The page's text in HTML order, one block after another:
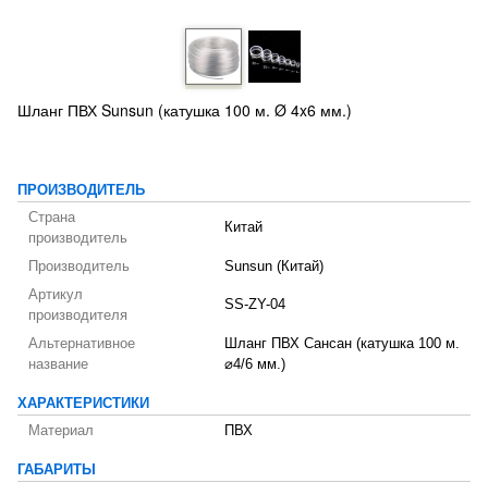
Шланг ПВХ Sunsun (катушка 100 м. Ø 4x6 мм.)
ПРОИЗВОДИТЕЛЬ
Страна
производитель
Китай
Производитель
Sunsun (Китай)
Артикул
производителя
SS-ZY-04
Альтернативное
название
Шланг ПВХ Сансан (катушка 100 м.
⌀4/6 мм.)
ХАРАКТЕРИСТИКИ
Материал
ПВХ
ГАБАРИТЫ